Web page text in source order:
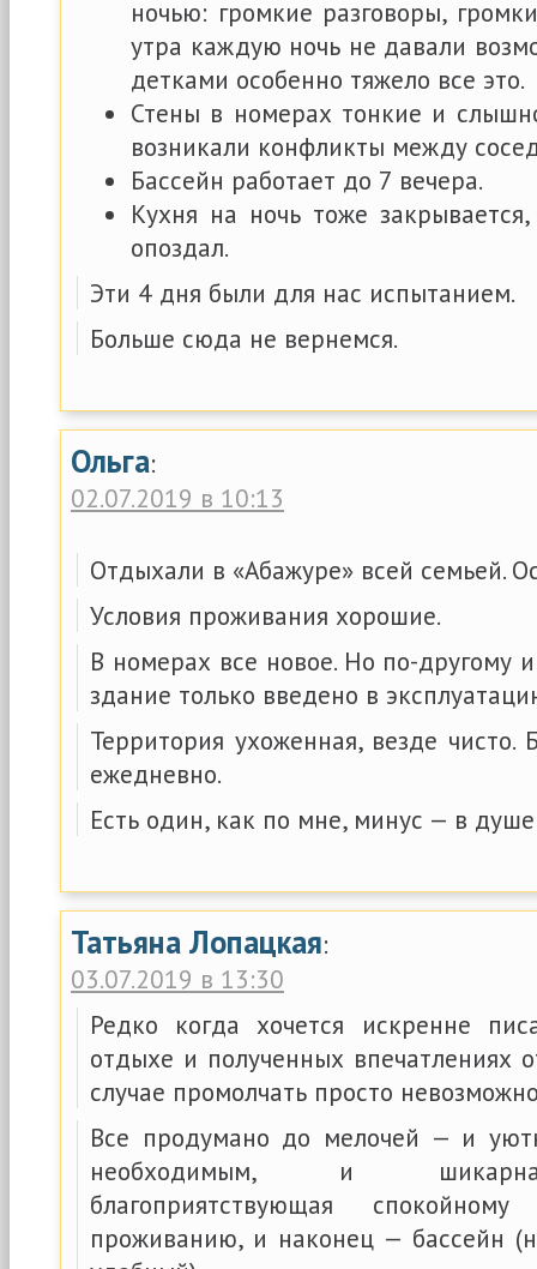
ночью: громкие разговоры,
утра каждую ночь не давали
детками особенно тяжело все это.
Стены в номерах тонкие и
возникали конфликты между
Бассейн работает до 7 вечера.
Кухня на ночь тоже
опоздал.
Эти 4 дня были для нас испытанием.
Больше сюда не вернемся.
Ольга:
02.07.2019 в 10:13
Отдыхали в «Абажуре» всей семьей.
Условия проживания хорошие.
В номерах все новое. Но по-другому
здание только введено в
Территория ухоженная, везде чисто.
ежедневно.
Есть один, как по мне, минус — в
Татьяна Лопацкая:
03.07.2019 в 13:30
Редко когда хочется искренне
отдыхе и полученных впечатлениях
случае промолчать просто
Все продумано до мелочей — и
необходимым, и
благоприятствующая
проживанию, и наконец — бассейн